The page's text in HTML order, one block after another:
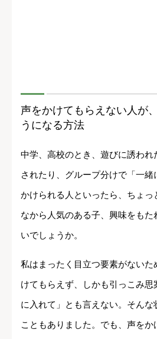
声をかけてもらえない人が
うになる方法
中学、高校のとき、遊びに誘わ
されたり、グループ分けで「一
かけられる人といったら、ちょっ
なから人気のある子、興味をもた
いでしょうか。
私はまったく目立つ要素がない
けてもらえず、しかも引っこみ思
に入れて」とも言えない。そんな
こともありました。でも、声をか